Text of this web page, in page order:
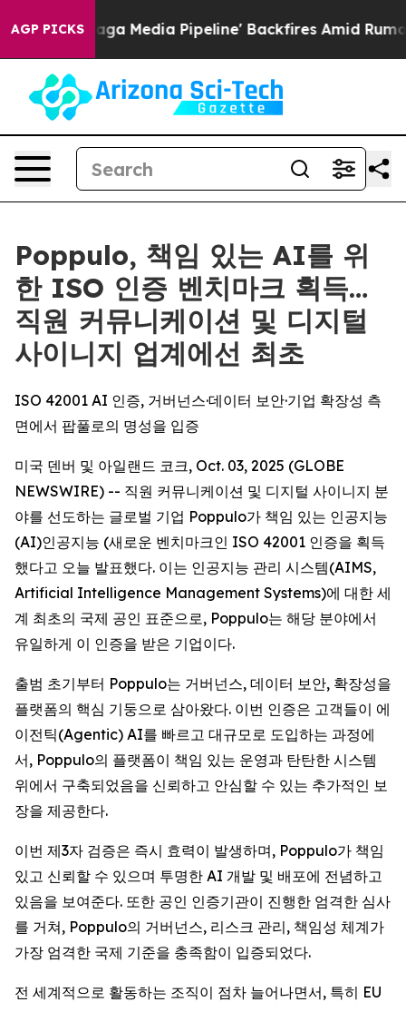
AGP PICKS
as 'Maga Media Pipeline' Backfires Amid Rumors
Poppulo, 책임 있는 AI를 위
한 ISO 인증 벤치마크 획득…
직원 커뮤니케이션 및 디지털
사이니지 업계에선 최초
ISO 42001 AI 인증, 거버넌스·데이터 보안·기업 확장성 측
면에서 팝풀로의 명성을 입증
미국 덴버 및 아일랜드 코크, Oct. 03, 2025 (GLOBE
NEWSWIRE) -- 직원 커뮤니케이션 및 디지털 사이니지 분
야를 선도하는 글로벌 기업 Poppulo가 책임 있는 인공지능
(AI)인공지능 (새로운 벤치마크인 ISO 42001 인증을 획득
했다고 오늘 발표했다. 이는 인공지능 관리 시스템(AIMS,
Artificial Intelligence Management Systems)에 대한 세
계 최초의 국제 공인 표준으로, Poppulo는 해당 분야에서
유일하게 이 인증을 받은 기업이다.
출범 초기부터 Poppulo는 거버넌스, 데이터 보안, 확장성을
플랫폼의 핵심 기둥으로 삼아왔다. 이번 인증은 고객들이 에
이전틱(Agentic) AI를 빠르고 대규모로 도입하는 과정에
서, Poppulo의 플랫폼이 책임 있는 운영과 탄탄한 시스템
위에서 구축되었음을 신뢰하고 안심할 수 있는 추가적인 보
장을 제공한다.
이번 제3자 검증은 즉시 효력이 발생하며, Poppulo가 책임
있고 신뢰할 수 있으며 투명한 AI 개발 및 배포에 전념하고
있음을 보여준다. 또한 공인 인증기관이 진행한 엄격한 심사
를 거쳐, Poppulo의 거버넌스, 리스크 관리, 책임성 체계가
가장 엄격한 국제 기준을 충족함이 입증되었다.
전 세계적으로 활동하는 조직이 점차 늘어나면서, 특히 EU